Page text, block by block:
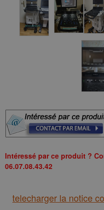
Intéressé par ce produit ?
06.07.08.43.42
telecharger la notice